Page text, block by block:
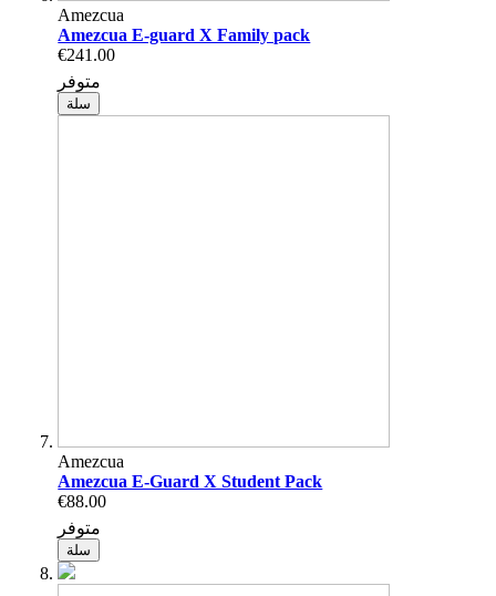
Amezcua
Amezcua E-guard X Family pack
€241.00
متوفر
سلة
Amezcua
Amezcua E-Guard X Student Pack
€88.00
متوفر
سلة